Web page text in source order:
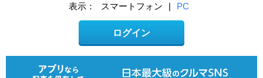
表示： スマートフォン | PC
ログイン